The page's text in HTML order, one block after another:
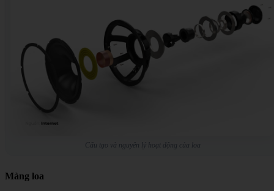
Cấu tạo và nguyên lý hoạt động của loa
Màng loa